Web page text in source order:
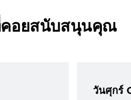
คอยสนับสนุนคุณ
วันศุกร์